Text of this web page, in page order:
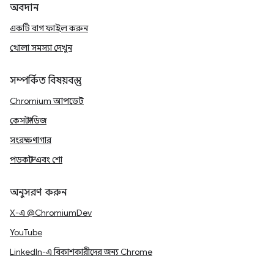
অবদান
একটি বাগ ফাইল করুন
খোলা সমস্যা দেখুন
সম্পর্কিত বিষয়বস্তু
Chromium আপডেট
কেস স্টাডিজ
সংরক্ষণাগার
পডকাস্ট এবং শো
অনুসরণ করুন
X-এ @ChromiumDev
YouTube
LinkedIn-এ বিকাশকারীদের জন্য Chrome